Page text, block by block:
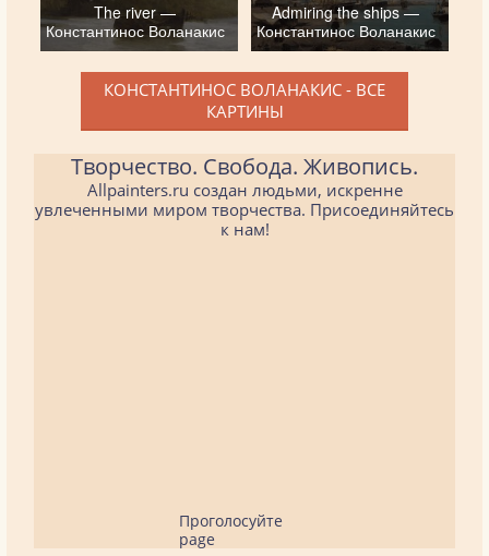
The river —
Константинос Воланакис
Admiring the ships —
Константинос Воланакис
КОНСТАНТИНОС ВОЛАНАКИС - ВСЕ
КАРТИНЫ
Творчество. Свобода. Живопись.
Allpainters.ru создан людьми, искренне
увлеченными миром творчества. Присоединяйтесь
к нам!
Проголосуйте
page